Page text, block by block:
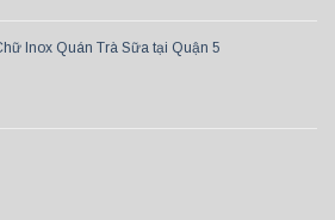
Inox Quán Trà Sữa tại Quận 5